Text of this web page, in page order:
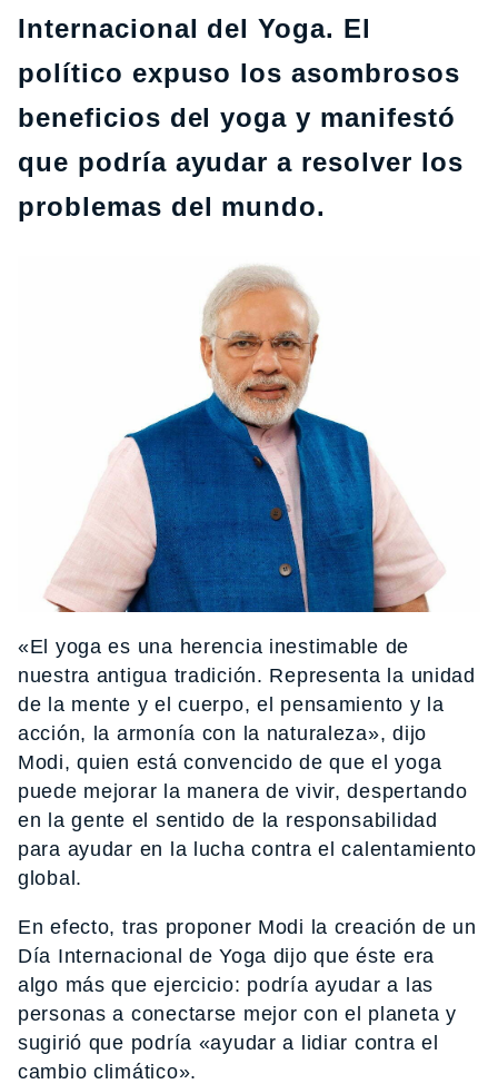
Internacional del Yoga. El
político expuso los asombrosos
beneficios del yoga y manifestó
que podría ayudar a resolver los
problemas del mundo.
«El yoga es una herencia inestimable de
nuestra antigua tradición. Representa la unidad
de la mente y el cuerpo, el pensamiento y la
acción, la armonía con la naturaleza», dijo
Modi, quien está convencido de que el yoga
puede mejorar la manera de vivir, despertando
en la gente el sentido de la responsabilidad
para ayudar en la lucha contra el calentamiento
global.
En efecto, tras proponer Modi la creación de un
Día Internacional de Yoga dijo que éste era
algo más que ejercicio: podría ayudar a las
personas a conectarse mejor con el planeta y
sugirió que podría «ayudar a lidiar contra el
cambio climático».